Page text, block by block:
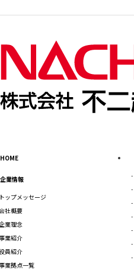
HOME
企業情報
ップメッセージ
社概要
業理念
業紹介
員紹介
業拠点一覧